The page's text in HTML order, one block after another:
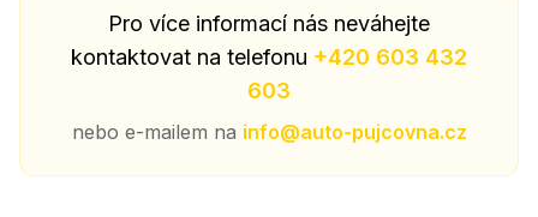
Pro více informací nás neváhejte
kontaktovat na telefonu +420 603 432
603
nebo e-mailem na info@auto-pujcovna.cz